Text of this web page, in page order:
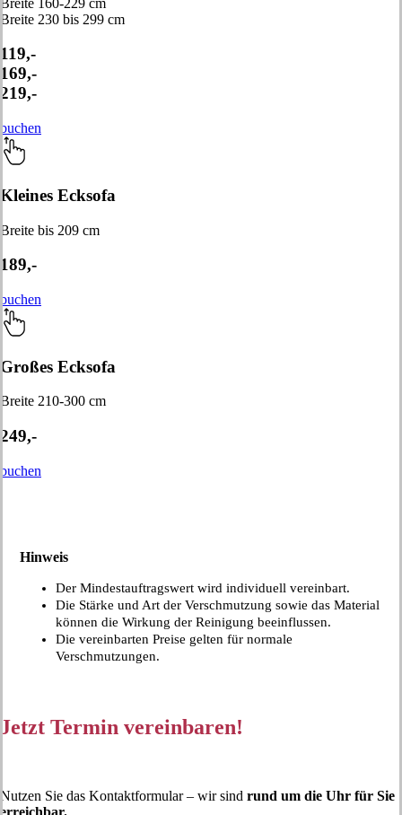
Breite 230 bis 299 cm
119,-
169,-
219,-
buchen
Kleines Ecksofa
Breite bis 209 cm
189,-
buchen
Großes Ecksofa
Breite 210-300 cm
249,-
buchen
Hinweis
Der Mindestauftragswert wird individuell vereinbart.
Die Stärke und Art der Verschmutzung sowie das Material
können die Wirkung der Reinigung beeinflussen.
Die vereinbarten Preise gelten für normale
Verschmutzungen.
Jetzt Termin vereinbaren!
Nutzen Sie das Kontaktformular – wir sind rund um die Uhr für Sie
erreichbar.